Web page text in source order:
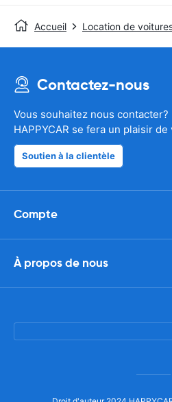
Accueil Location de
Contactez-nous
Vous souhaitez nous
HAPPYCAR se fera un plaisir de
Soutien à la clientèle
Compte
À propos de nous